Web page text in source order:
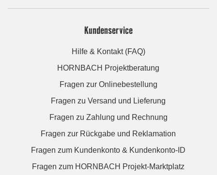
Kundenservice
Hilfe & Kontakt (FAQ)
HORNBACH Projektberatung
Fragen zur Onlinebestellung
Fragen zu Versand und Lieferung
Fragen zu Zahlung und Rechnung
Fragen zur Rückgabe und Reklamation
Fragen zum Kundenkonto & Kundenkonto-ID
Fragen zum HORNBACH Projekt-Marktplatz